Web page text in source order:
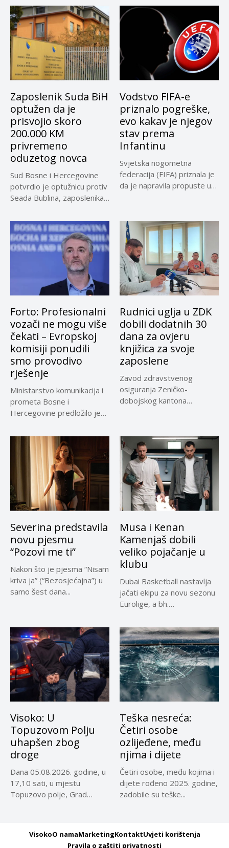
Zaposlenik Suda BiH
optužen da je
prisvojio skoro
200.000 KM
privremeno
oduzetog novca
Sud Bosne i Hercegovine
potvrdio je optužnicu protiv
Seada Bublina, zaposlenika
Vodstvo FIFA-e
priznalo pogreške,
evo kakav je njegov
stav prema
Infantinu
Svjetska nogometna
federacija (FIFA) priznala je
da je napravila propuste u
Forto: Profesionalni
vozači ne mogu više
čekati – Evropskoj
komisiji ponudili
smo provodivo
rješenje
Ministarstvo komunikacija i
prometa Bosne i
Hercegovine predložilo je
privremeno...
Rudnici uglja u ZDK
dobili dodatnih 30
dana za ovjeru
knjižica za svoje
zaposlene
Zavod zdravstvenog
osiguranja Zeničko-
dobojskog kantona
Severina predstavila
novu pjesmu
“Pozovi me ti”
Nakon što je pjesma “Nisam
kriva ja” (“Bezosjećajna”) u
samo šest dana...
Musa i Kenan
Kamenjaš dobili
veliko pojačanje u
klubu
Dubai Basketball nastavlja
jačati ekipu za novu sezonu
Eurolige, a bh.
Visoko: U
Topuzovom Polju
uhapšen zbog
droge
Dana 05.08.2026. godine, u
17,10 sati, u mjestu
Topuzovo polje, Grad
Teška nesreća:
Četiri osobe
ozlijeđene, među
njima i dijete
Četiri osobe, među kojima i
dijete rođeno 2025. godine,
zadobile su teške...
VisokoO namaMarketingKontaktUvjeti korištenja
Pravila o zaštiti privatnosti